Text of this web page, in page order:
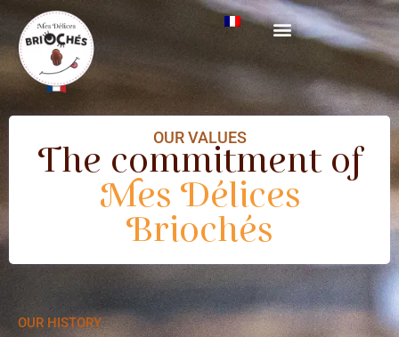
OUR VALUES
The commitment of
Mes Délices
Briochés
OUR HISTORY